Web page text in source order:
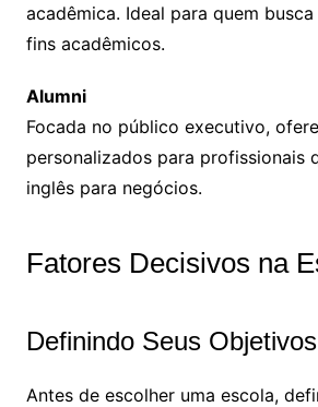
acadêmica. Ideal para quem
fins acadêmicos.
Alumni
Focada no público executivo,
personalizados para profissionais
inglês para negócios.
Fatores Decisivos na
Definindo Seus Objetivos
Antes de escolher uma escola,